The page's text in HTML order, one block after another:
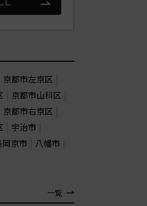
京都市左京区
京都市山科区
京都市右京区
宇治市
岡京市
八幡市
一覧